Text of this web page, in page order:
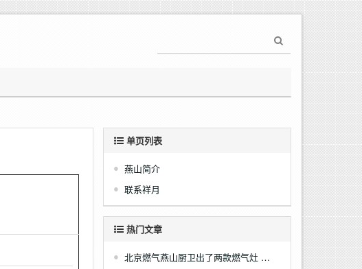
单页列表
燕山简介
联系祥月
热门文章
北京燃气燕山厨卫出了两款燃气灶 行业拳头产品